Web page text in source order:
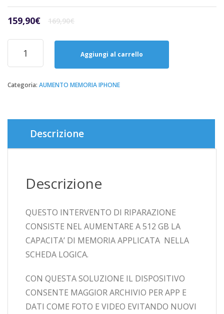
169,90€Il
originale
era:
169,90€.
159,90€
Il
attuale
159,90€.
Aumento
Memoria
X,XS,XR,11,PRO,MAX
Aggiungi al carrello
Categoria: AUMENTO MEMORIA IPHONE
Descrizione
Descrizione
QUESTO INTERVENTO DI RIPARAZIONE
CONSISTE NEL AUMENTARE A 512 GB LA
CAPACITA’ DI MEMORIA APPLICATA NELLA
SCHEDA LOGICA.
CON QUESTA SOLUZIONE IL DISPOSITIVO
CONSENTE MAGGIOR ARCHIVIO PER APP E
DATI COME FOTO E VIDEO EVITANDO NUOVI